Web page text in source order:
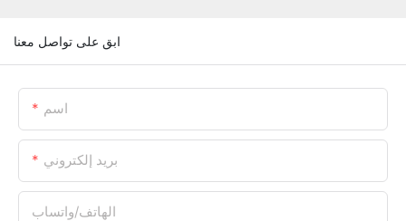
ابق على تواصل معنا
اسم
بريد إلكتروني
الهاتف/واتساب